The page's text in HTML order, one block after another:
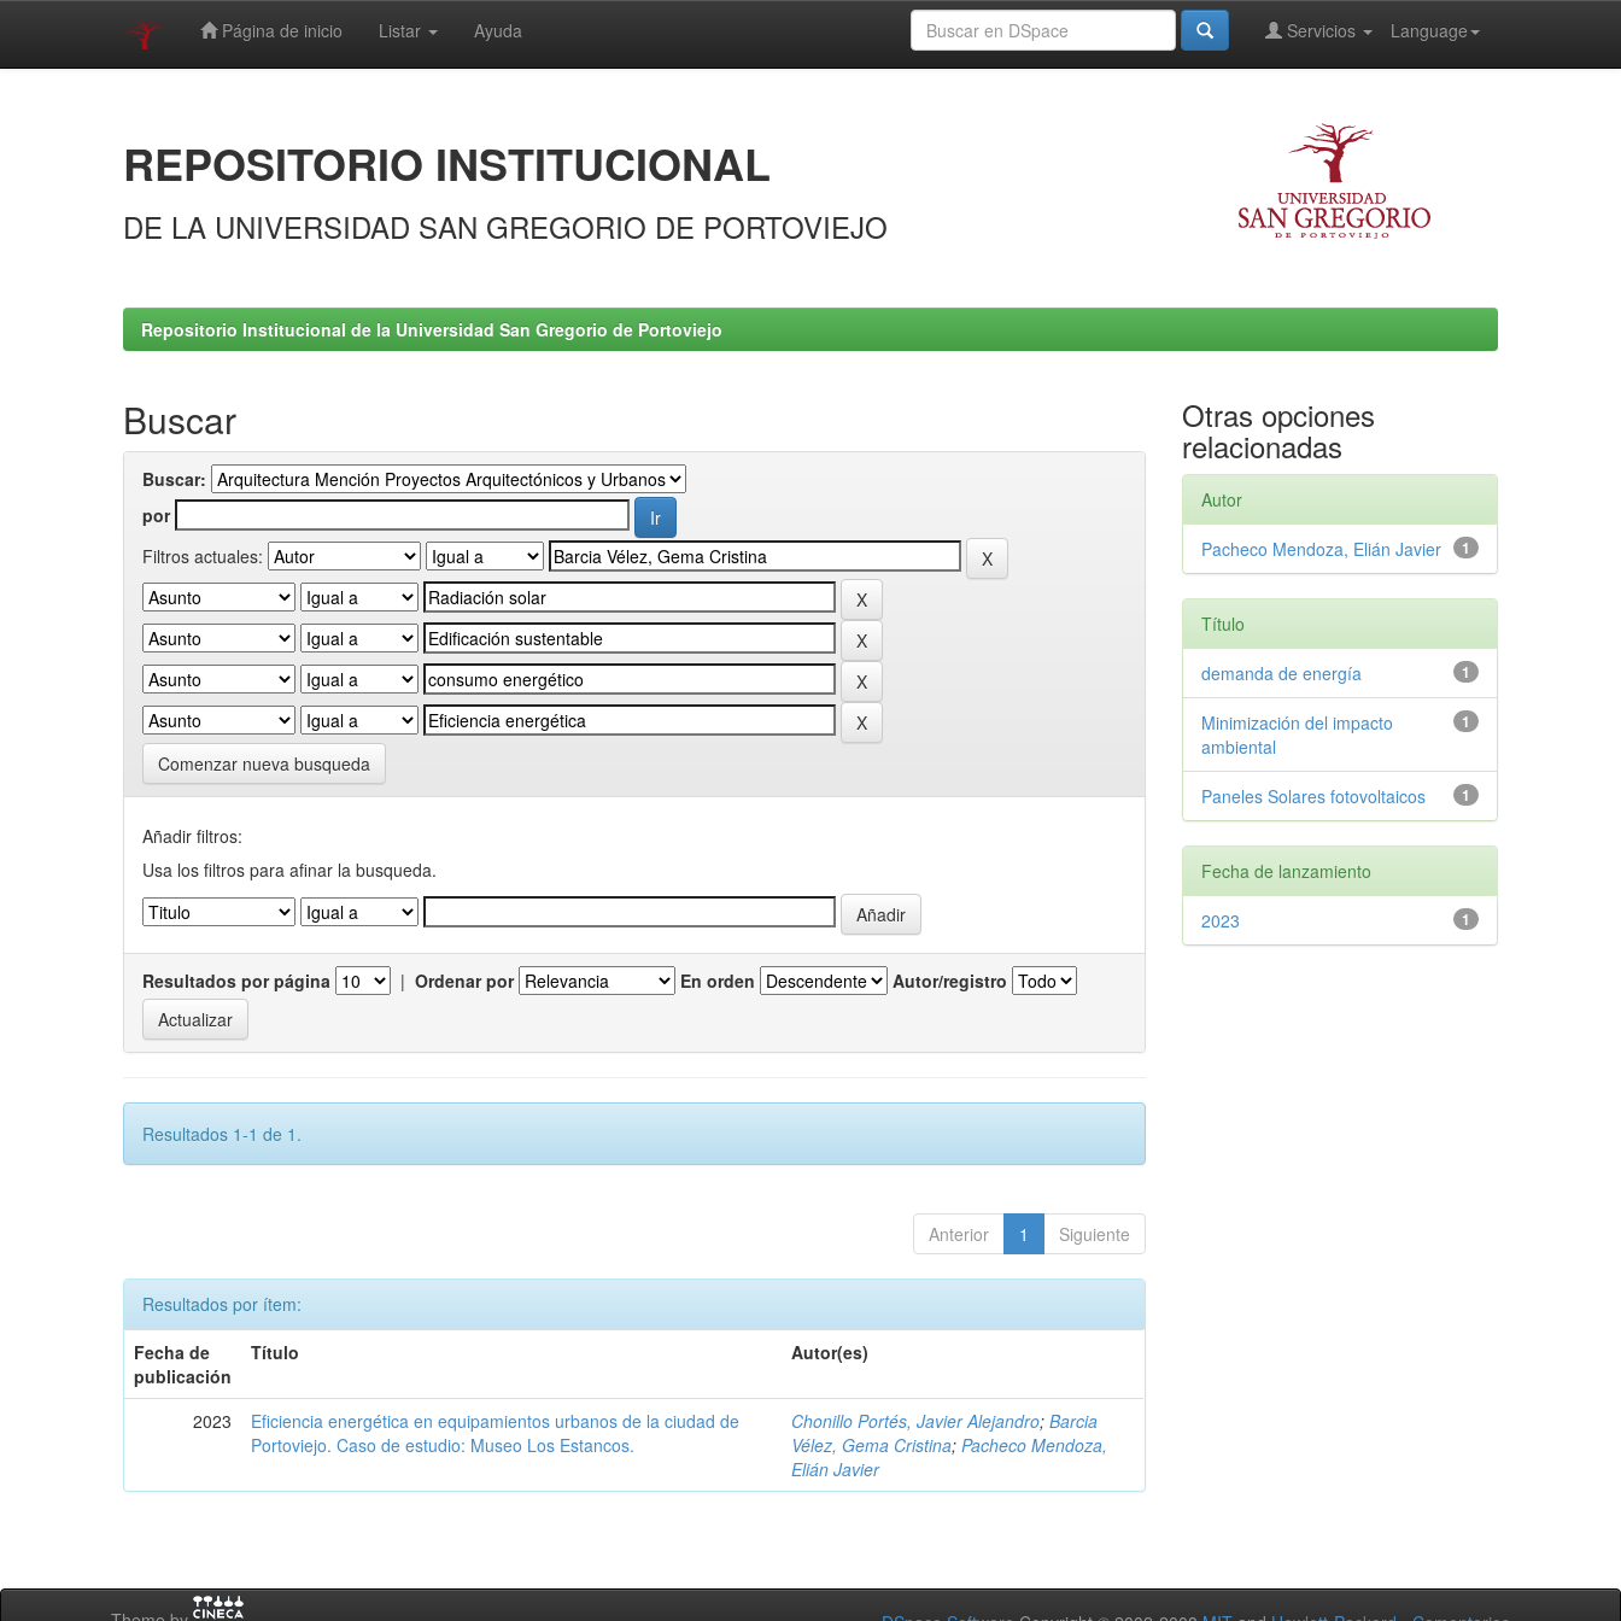
Página de inicio Listar Ayuda Language
Servicios
REPOSITORIO INSTITUCIONAL
DE LA UNIVERSIDAD SAN GREGORIO DE PORTOVIEJO
Repositorio Institucional de la Universidad San Gregorio de Portoviejo
Buscar
Buscar:
por
Filtros actuales:
Comenzar nueva busqueda
Añadir filtros:
Usa los filtros para afinar la busqueda.
Resultados por página | Ordenar por En orden Autor/registro
Resultados 1-1 de 1.
Anterior 1 Siguiente
Resultados por ítem:
Fecha de
publicación
Título Autor(es)
2023
Eficiencia energética en equipamientos urbanos de la ciudad de
Portoviejo. Caso de estudio: Museo Los Estancos.
Chonillo Portés, Javier Alejandro;Barcia
Vélez, Gema Cristina;Pacheco Mendoza,
Elián Javier
Otras opciones
relacionadas
Autor
1
Pacheco Mendoza, Elián Javier
Título
1
demanda de energía
1
Minimización del impacto
ambiental
1
Paneles Solares fotovoltaicos
Fecha de lanzamiento
1
2023